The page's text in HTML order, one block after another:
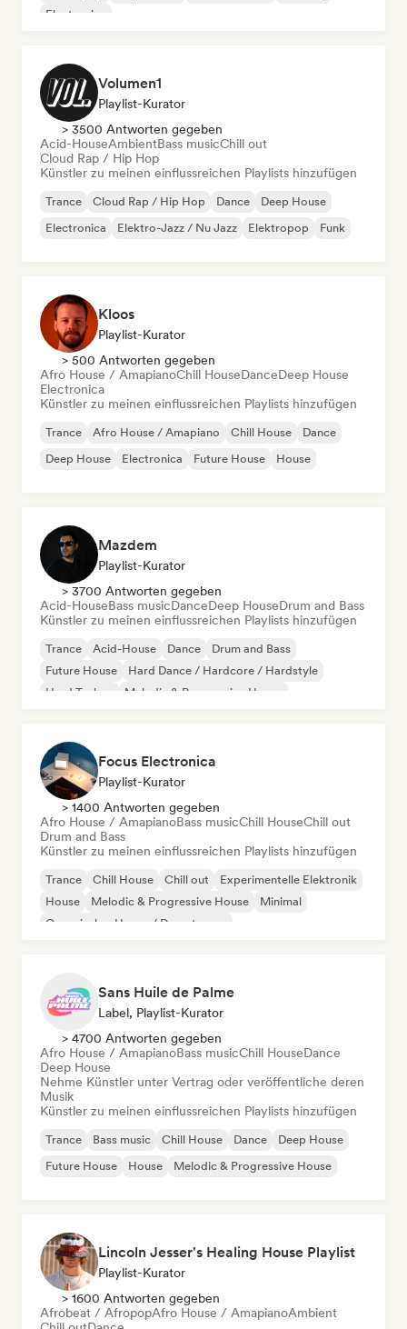
Electronica
Volumen1
Playlist-Kurator
> 3500 Antworten gegeben
Acid-HouseAmbientBass musicChill out
Cloud Rap / Hip Hop
Künstler zu meinen einflussreichen Playlists hinzufügen
Trance Cloud Rap / Hip Hop Dance
Deep House
Electronica
Elektro-Jazz / Nu Jazz Elektropop Funk
Kloos
Playlist-Kurator
> 500 Antworten gegeben
Afro House / AmapianoChill HouseDanceDeep House
Electronica
Künstler zu meinen einflussreichen Playlists hinzufügen
Trance Afro House / Amapiano Chill House
Dance
Deep House
Electronica Future House House
Mazdem
Playlist-Kurator
> 3700 Antworten gegeben
Acid-HouseBass musicDanceDeep HouseDrum and Bass
Künstler zu meinen einflussreichen Playlists hinzufügen
Trance Acid-House Dance
Drum and Bass
Future House
Hard Dance / Hardcore / Hardstyle
Hard Techno
Melodic & Progressive House
Focus Electronica
Playlist-Kurator
> 1400 Antworten gegeben
Afro House / AmapianoBass musicChill HouseChill out
Drum and Bass
Künstler zu meinen einflussreichen Playlists hinzufügen
Trance Chill House Chill out
Experimentelle Elektronik
House
Melodic & Progressive House
Minimal
Organischer House / Downtempo
Sans Huile de Palme
Label, Playlist-Kurator
> 4700 Antworten gegeben
Afro House / AmapianoBass musicChill HouseDance
Deep House
Nehme Künstler unter Vertrag oder veröffentliche deren
Musik
Künstler zu meinen einflussreichen Playlists hinzufügen
Trance Bass music Chill House Dance
Deep House
Future House
House Melodic & Progressive House
Lincoln Jesser's Healing House Playlist
Playlist-Kurator
> 1600 Antworten gegeben
Afrobeat / AfropopAfro House / AmapianoAmbient